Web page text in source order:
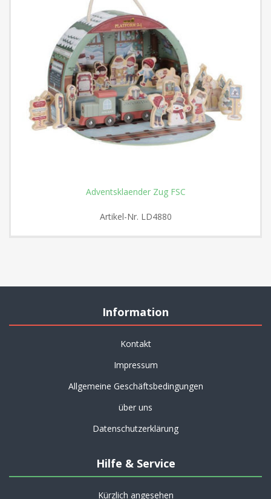
Adventsklaender Zug FSC
Artikel-Nr. LD4880
Information
Kontakt
Impressum
Allgemeine Geschäftsbedingungen
über uns
Datenschutzerklärung
Hilfe & Service
Kürzlich angesehen